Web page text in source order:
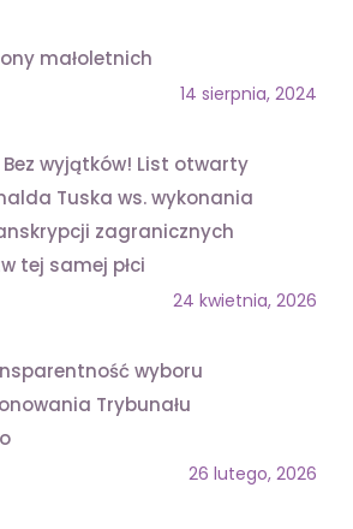
małoletnich
14 sierpnia, 2024
wyjątków! List otwarty
Tuska ws. wykonania
zagranicznych
tej samej płci
24 kwietnia, 2026
wyboru
Trybunału
26 lutego, 2026